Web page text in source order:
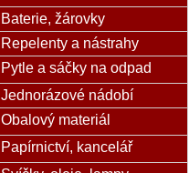
Baterie, žárovky
Repelenty a nástrahy
Pytle a sáčky na odpad
Jednorázové nádobí
Obalový materiál
Papírnictví, kancelář